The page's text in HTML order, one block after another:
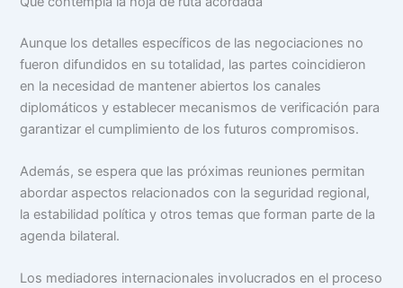
Aunque los detalles específicos de las negociaciones no
fueron difundidos en su totalidad, las partes coincidieron
en la necesidad de mantener abiertos los canales
diplomáticos y establecer mecanismos de verificación para
garantizar el cumplimiento de los futuros compromisos.
Además, se espera que las próximas reuniones permitan
abordar aspectos relacionados con la seguridad regional,
la estabilidad política y otros temas que forman parte de la
agenda bilateral.
Los mediadores internacionales involucrados en el proceso